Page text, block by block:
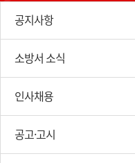
공지사항
소방서 소식
인사채용
공고·고시